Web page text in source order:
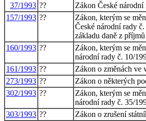
37/1993 ??
Zákon České národní
157/1993 ??
Zákon, kterým se
České národní rady
základu daně z příjmů
160/1993 ??
Zákon, kterým se
národní rady č. 10/
161/1993 ??
Zákon o změnách ve
273/1993 ??
Zákon o některých
302/1993 ??
Zákon, kterým se
národní rady č. 35/
303/1993 ??
Zákon o zrušení